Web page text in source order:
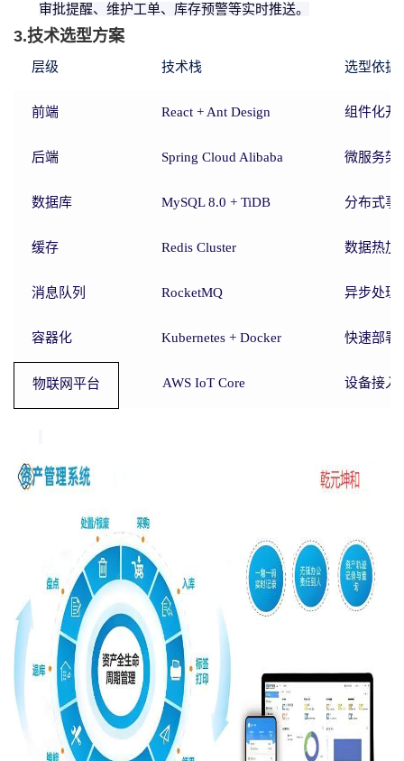
审批提醒、维护工单、库存预警等实时推送。
3.技术选型方案
层级 技术栈 选型依据
前端 React + Ant Design 组件化开
后端 Spring Cloud Alibaba 微服务架
数据库 MySQL 8.0 + TiDB 分布式事
缓存 Redis Cluster 数据热加
消息队列 RocketMQ 异步处理
容器化 Kubernetes + Docker 快速部署
物联网平台 AWS IoT Core 设备接入